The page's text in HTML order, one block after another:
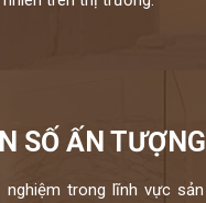
SỐ ẤN TƯỢNG
nghiệm trong lĩnh vực